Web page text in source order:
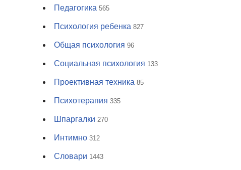
Педагогика 565
Психология ребенка 827
Общая психология 96
Социальная психология 133
Проективная техника 85
Психотерапия 335
Шпаргалки 270
Интимно 312
Словари 1443